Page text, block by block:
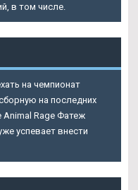
в том числе.
на чемпионат
на последних
Animal Rage Фатеж
успевает внести